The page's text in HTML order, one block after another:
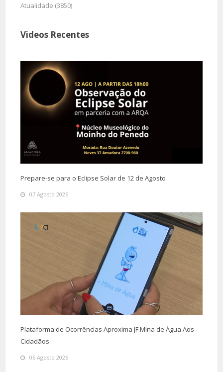
Atualidade (3850)
Videos Recentes
Prepare-se para o Eclipse Solar de 12 de Agosto
07 Agosto 2026
Plataforma de Ocorrências Aproxima JF Mina de Água Aos
Cidadãos
06 Agosto 2026